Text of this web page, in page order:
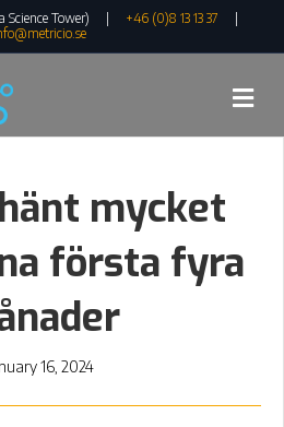
Science Tower) | +46 (0)8 13 13 37
mycket
första fyra
16, 2024